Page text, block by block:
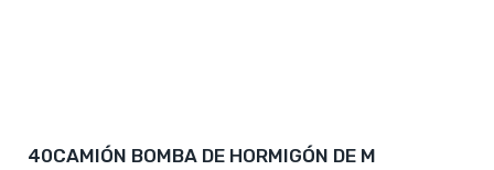
40CAMIÓN BOMBA DE HORMIGÓN DE M